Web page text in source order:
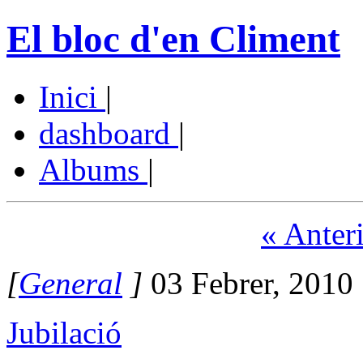
El bloc d'en Climent
Inici |
dashboard |
Albums |
«
[General ] 03 Febrer,
Jubilació